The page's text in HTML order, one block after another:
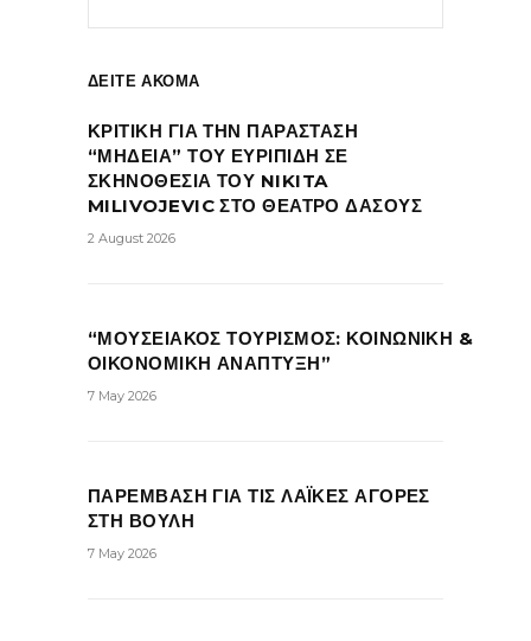
ΔΕΙΤΕ ΑΚΟΜΑ
ΚΡΙΤΙΚΗ ΓΙΑ ΤΗΝ ΠΑΡΑΣΤΑΣΗ
“ΜΗΔΕΙΑ” ΤΟΥ ΕΥΡΙΠΙΔΗ ΣΕ
ΣΚΗΝΟΘΕΣΙΑ ΤΟΥ NIKITA
MILIVOJEVIC ΣΤΟ ΘΕΑΤΡΟ ΔΑΣΟΥΣ
2 August 2026
“ΜΟΥΣΕΙΑΚΟΣ ΤΟΥΡΙΣΜΟΣ: ΚΟΙΝΩΝΙΚΗ &
ΟΙΚΟΝΟΜΙΚΗ ΑΝΑΠΤΥΞΗ”
7 May 2026
ΠΑΡΕΜΒΑΣΗ ΓΙΑ ΤΙΣ ΛΑΪΚΕΣ ΑΓΟΡΕΣ
ΣΤΗ ΒΟΥΛΗ
7 May 2026